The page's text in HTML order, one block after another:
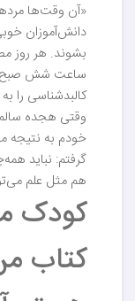
«آن وقت‌ها
دانش‌آموزان
بشوند. هر روز
ساعت شش صبح
کالبدشناسی را
وقتی هجده
خودم به نتیجه
گرفتم:‌ نباید
هم مثل علم
کودک
کتاب